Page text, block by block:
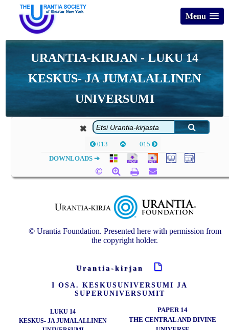
Menu
URANTIA-KIRJAN - LUKU 14
KESKUS- JA JUMALALLINEN
UNIVERSUMI
013 015
DOWNLOADS ➔
© Urantia Foundation. Presented here with permission from
the copyright holder.
Urantia-kirjan
I OSA. KESKUSUNIVERSUMI JA
SUPERUNIVERSUMIT
LUKU 14
KESKUS- JA JUMALALLINEN
PAPER 14
THE CENTRAL AND DIVINE